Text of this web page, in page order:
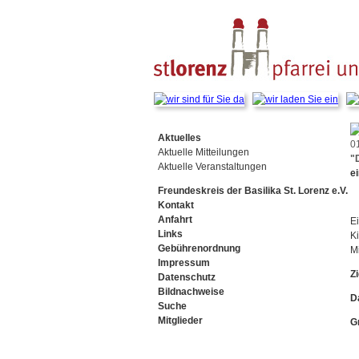
Navigation
überspringen
Aktuelles
Aktuelle Mitteilungen
Aktuelle Veranstaltungen
Freundeskreis der Basilika St. Lorenz e.V.
Kontakt
Anfahrt
Links
Gebührenordnung
Impressum
Datenschutz
Bildnachweise
Suche
Mitglieder